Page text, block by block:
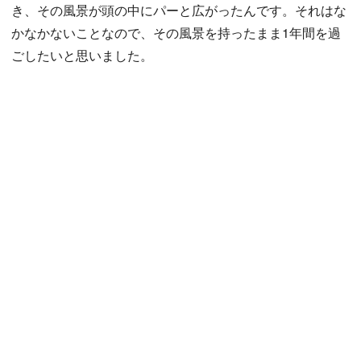
き、その風景が頭の中にパーと広がったんです。それはな
かなかないことなので、その風景を持ったまま1年間を過
ごしたいと思いました。